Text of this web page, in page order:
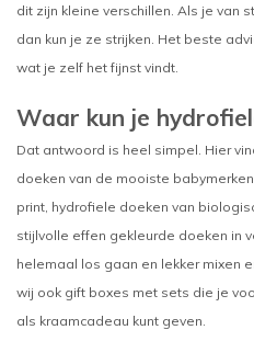
dit zijn kleine verschillen. Als je van
dan kun je ze strijken. Het beste
wat je zelf het fijnst vindt.
Waar kun je
Dat antwoord is heel simpel. Hier
doeken van de mooiste
print, hydrofiele doeken van
stijlvolle effen gekleurde doeken in
helemaal los gaan en lekker mixen
wij ook gift boxes met sets die je
als kraamcadeau kunt geven.